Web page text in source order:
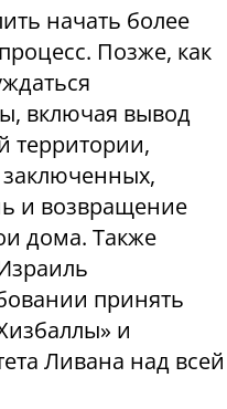
начать более
Позже, как
включая вывод
территории,
и возвращение
дома. Также
принять
и
Ливана над всей